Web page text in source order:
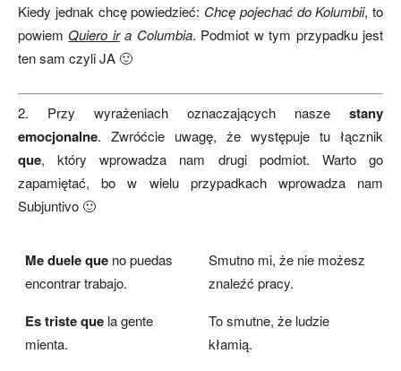
Kiedy jednak chcę powiedzieć: Chcę pojechać do Kolumbii, to
powiemQuiero ira Columbia. Podmiot w tym przypadku jest
ten sam czyli JA 🙂
2. Przy wyrażeniach oznaczających nasze stany
emocjonalne. Zwróćcie uwagę, że występuje tu łącznik
que,
który wprowadza nam drugi podmiot. Warto go
zapamiętać, bo w wielu przypadkach wprowadza nam
Subjuntivo 🙂
Me duele que no puedas
encontrar trabajo.
Smutno mi, że nie możesz
znaleźć pracy.
Es triste que la gente
mienta.
To smutne, że ludzie
kłamią.